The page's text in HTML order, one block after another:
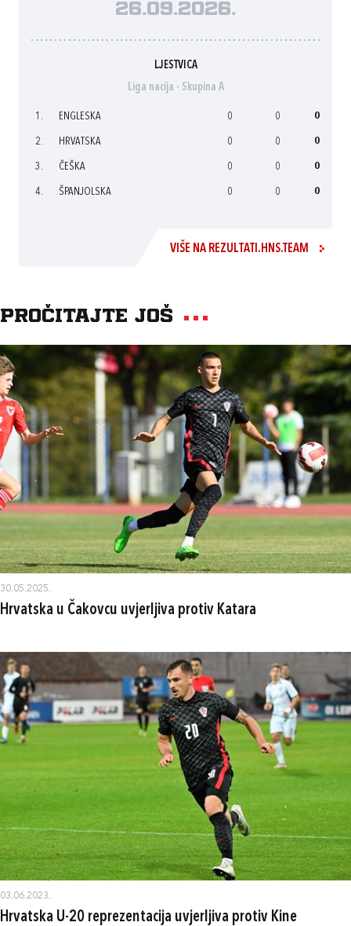
26.09.2026.
LJESTVICA
Liga nacija - Skupina A
1. ENGLESKA 0 0 0
2. HRVATSKA 0 0 0
3. ČEŠKA 0 0 0
4. ŠPANJOLSKA 0 0 0
VIŠE NA REZULTATI.HNS.TEAM
Pročitajte još
30.05.2025.
Hrvatska u Čakovcu uvjerljiva protiv Katara
03.06.2023.
Hrvatska U-20 reprezentacija uvjerljiva protiv Kine